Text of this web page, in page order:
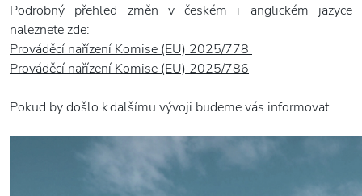
Podrobný přehled změn v českém i anglickém jazyce
naleznete zde:
Prováděcí nařízení Komise (EU) 2025/778
Prováděcí nařízení Komise (EU) 2025/786
Pokud by došlo k dalšímu vývoji budeme vás informovat.